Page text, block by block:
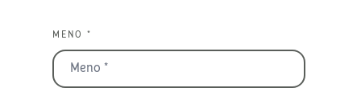
MENO *